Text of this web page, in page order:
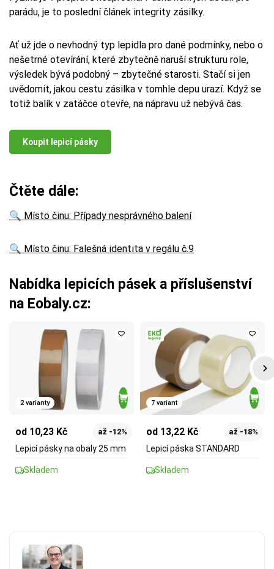
parádu, je to poslední článek integrity zásilky.
Ať už jde o nevhodný typ lepidla pro dané podmínky, nebo o
nešetrné otevírání, které zbytečně naruší strukturu role,
výsledek bývá podobný – zbytečné starosti. Stačí si jen
uvědomit, jakou cestu zásilka v tomhle depu urazí. Když se
totiž balík v zatáčce otevře, na nápravu už nebývá čas.
Koupit lepicí pásky
Čtěte dále:
🔍 Místo činu: Případy nesprávného balení
🔍 Místo činu: Falešná identita v regálu č.9
Nabídka lepicích pásek a příslušenství
na Eobaly.cz:
2 varianty
od 10,23 Kč až -12%
Lepicí pásky na obaly 25 mm
Skladem
7 variant
od 13,22 Kč až -18%
Lepicí páska STANDARD
Skladem